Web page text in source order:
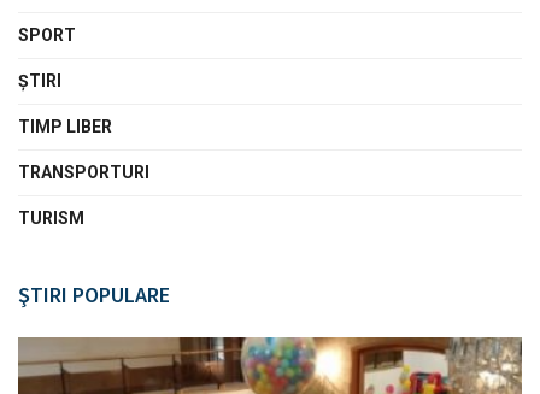
SPORT
ŞTIRI
TIMP LIBER
TRANSPORTURI
TURISM
ŞTIRI POPULARE